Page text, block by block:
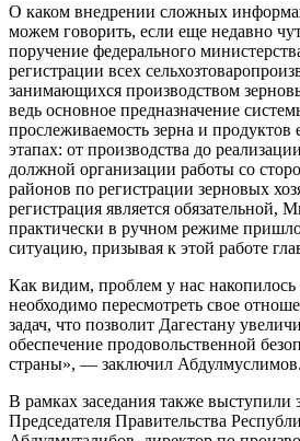
О каком внедрении сложных
можем говорить, если еще недавно
поручение федерального
регистрации всех
занимающихся производством
ведь основное предназначение
прослеживаемость зерна и продуктов
этапах: от производства до
должной организации работы со
районов по регистрации зерновых
регистрация является обязательной,
практически в ручном режиме
ситуацию, призывая к этой работе
Как видим, проблем у нас
необходимо пересмотреть свое
задач, что позволит Дагестану
обеспечение продовольственной
страны», — заключил Абдулмуслимов.
В рамках заседания также выступили
Председателя Правительства